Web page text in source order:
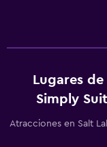
Lavandería
Gimnasio
Lugares
Simply
Atracciones en Salt